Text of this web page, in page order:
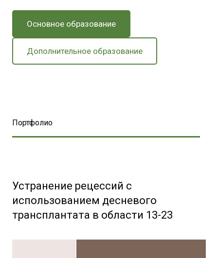
Основное образование
Дополнительное образование
Портфолио
Устранение рецессий с
использованием десневого
трансплантата в области 13-23